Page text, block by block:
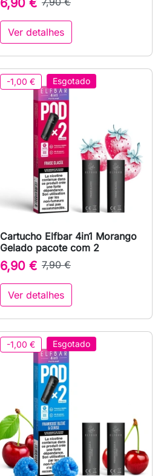
6,90 €
Ver detalhes
-1,00 € Esgotado
 Vista rápida
Cartucho Elfbar 4in1 Morango
Gelado pacote com 2
6,90 € 7,90 €
Ver detalhes
-1,00 € Esgotado